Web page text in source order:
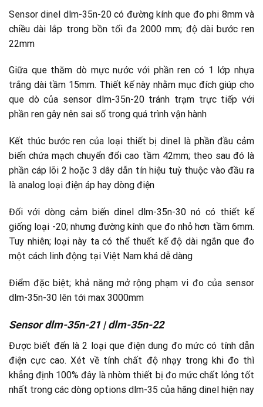
Sensor dinel dlm-35n-20 có đường kính que đo phi 8mm và
chiều dài lắp trong bồn tối đa 2000 mm; độ dài bước ren
22mm
Giữa que thăm dò mực nước với phần ren có 1 lớp nhựa
trắng dài tầm 15mm. Thiết kế này nhằm mục đích giúp cho
que dò của sensor dlm-35n-20 tránh trạm trực tiếp với
phần ren gây nên sai số trong quá trình vận hành
Kết thúc bước ren của loại thiết bị dinel là phần đầu cảm
biến chứa mạch chuyển đổi cao tầm 42mm; theo sau đó là
phần cáp lõi 2 hoặc 3 dây dẫn tín hiệu tuỳ thuộc vào đầu ra
là analog loại điện áp hay dòng điện
Đối với dòng cảm biến dinel dlm-35n-30 nó có thiết kế
giống loại -20; nhưng đường kính que đo nhỏ hơn tầm 6mm.
Tuy nhiên; loại này ta có thể thuết kế độ dài ngắn que đo
một cách linh động tại Việt Nam khá dễ dàng
Điểm đặc biệt; khả năng mở rộng phạm vi đo của sensor
dlm-35n-30 lên tới max 3000mm
Sensor dlm-35n-21 | dlm-35n-22
Được biết đến là 2 loại que điện dung đo mức có tính dẫn
điện cực cao. Xét về tính chất độ nhạy trong khi đo thì
khẳng định 100% đây là nhòm thiết bị đo mức chất lỏng tốt
nhất trong các dòng options dlm-35 của hãng dinel hiện nay